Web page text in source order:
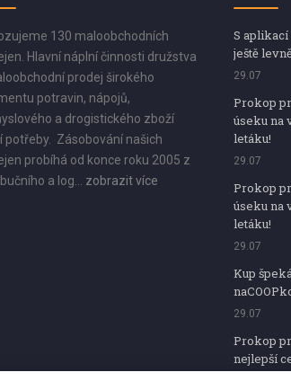
130 maloobchodních
Hlavní náplní činnosti družstva
prodej širokého
potravin, nápojů,
a drogistického zboží
potřeby. Zásobování našich
probíhá od konce roku 2005 z
a log... zobrazit více
S
ještě
29.07
Prokop
úseku na
letáku!
29.07
Prokop
úseku na
letáku!
29.07
Kup
29.07
Prokop
nejlepší